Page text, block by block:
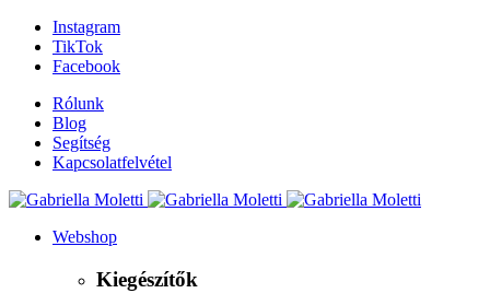
Instagram
TikTok
Facebook
Rólunk
Blog
Segítség
Kapcsolatfelvétel
Webshop
Kiegészítők